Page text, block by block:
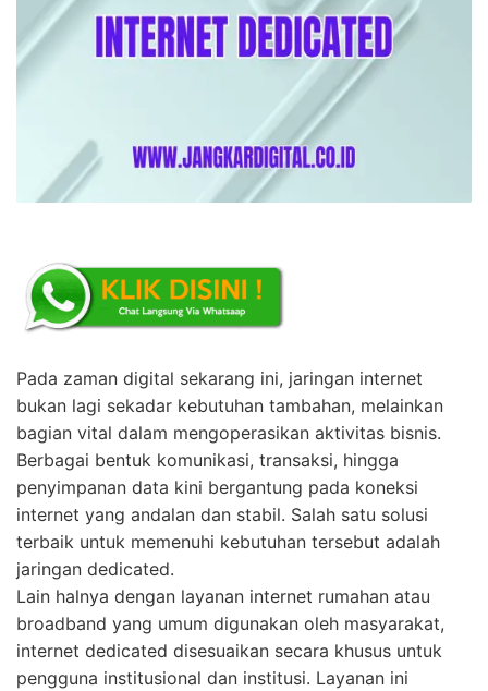
Pada zaman digital sekarang ini, jaringan internet
bukan lagi sekadar kebutuhan tambahan, melainkan
bagian vital dalam mengoperasikan aktivitas bisnis.
Berbagai bentuk komunikasi, transaksi, hingga
penyimpanan data kini bergantung pada koneksi
internet yang andalan dan stabil. Salah satu solusi
terbaik untuk memenuhi kebutuhan tersebut adalah
jaringan dedicated.
Lain halnya dengan layanan internet rumahan atau
broadband yang umum digunakan oleh masyarakat,
internet dedicated disesuaikan secara khusus untuk
pengguna institusional dan institusi. Layanan ini